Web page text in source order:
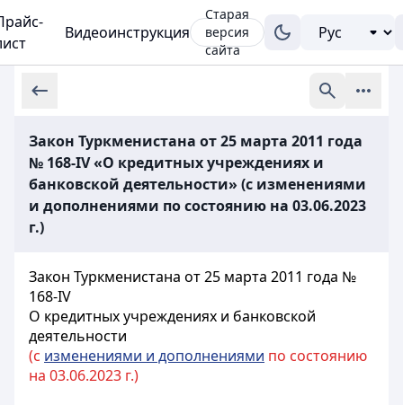
Видеоинструкция
Старая
версия
сайта
Закон Туркменистана от 25 марта 2011 года
№ 168-IV «О кредитных учреждениях и
банковской деятельности» (с изменениями
и дополнениями по состоянию на 03.06.2023
г.)
Закон Туркменистана от 25 марта 2011 года №
168-IV
О кредитных учреждениях и банковской
деятельности
(с изменениями и дополнениями по состоянию
на 03.06.2023 г.)